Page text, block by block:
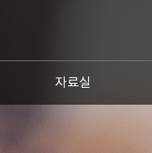
자료실